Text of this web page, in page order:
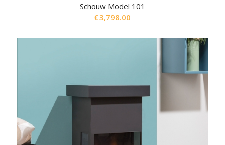
Schouw Model 101
€3,798.00